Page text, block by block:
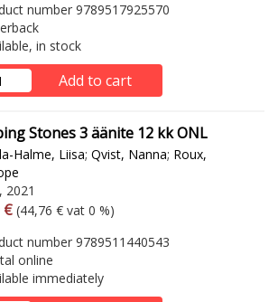
number 9789517925570
in stock
Add to cart
Stones 3 äänite 12 kk ONL
Halme, Liisa; Qvist, Nanna; Roux,
2021
hinta
€ Excl. vat
(44,76 € vat 0 %)
number 9789511440543
online
immediately